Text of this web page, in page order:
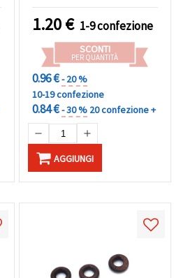
1.20€ 1-9 confezione
SCONTI
PER QUANTITÀ
0.96 €- 20 %
10-19 confezione
0.84 €- 30 % 20 confezione +
AGGIUNGI